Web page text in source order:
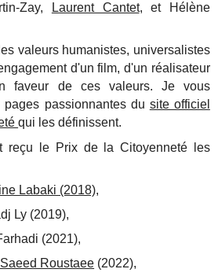
Zay,
Laurent Cantet, et Hélène
valeurs humanistes, universalistes
d'un film, d'un réalisateur
faveur de ces valeurs. Je vous
passionnantes du site officiel
qui les définissent.
reçu le Prix de la Citoyenneté les
Labaki (2018),
Ly (2019),
(2021),
Roustaee (2022),